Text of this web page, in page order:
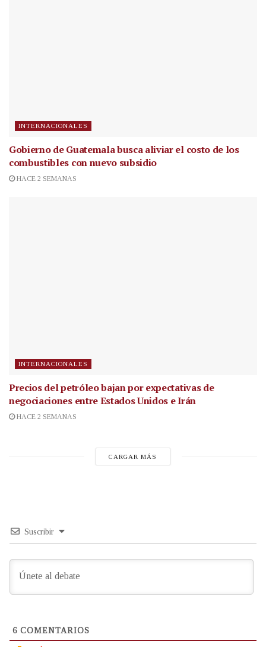
INTERNACIONALES
Gobierno de Guatemala busca aliviar el costo de los
combustibles con nuevo subsidio
HACE 2 SEMANAS
INTERNACIONALES
Precios del petróleo bajan por expectativas de
negociaciones entre Estados Unidos e Irán
HACE 2 SEMANAS
CARGAR MÁS
Suscribir
6 COMENTARIOS